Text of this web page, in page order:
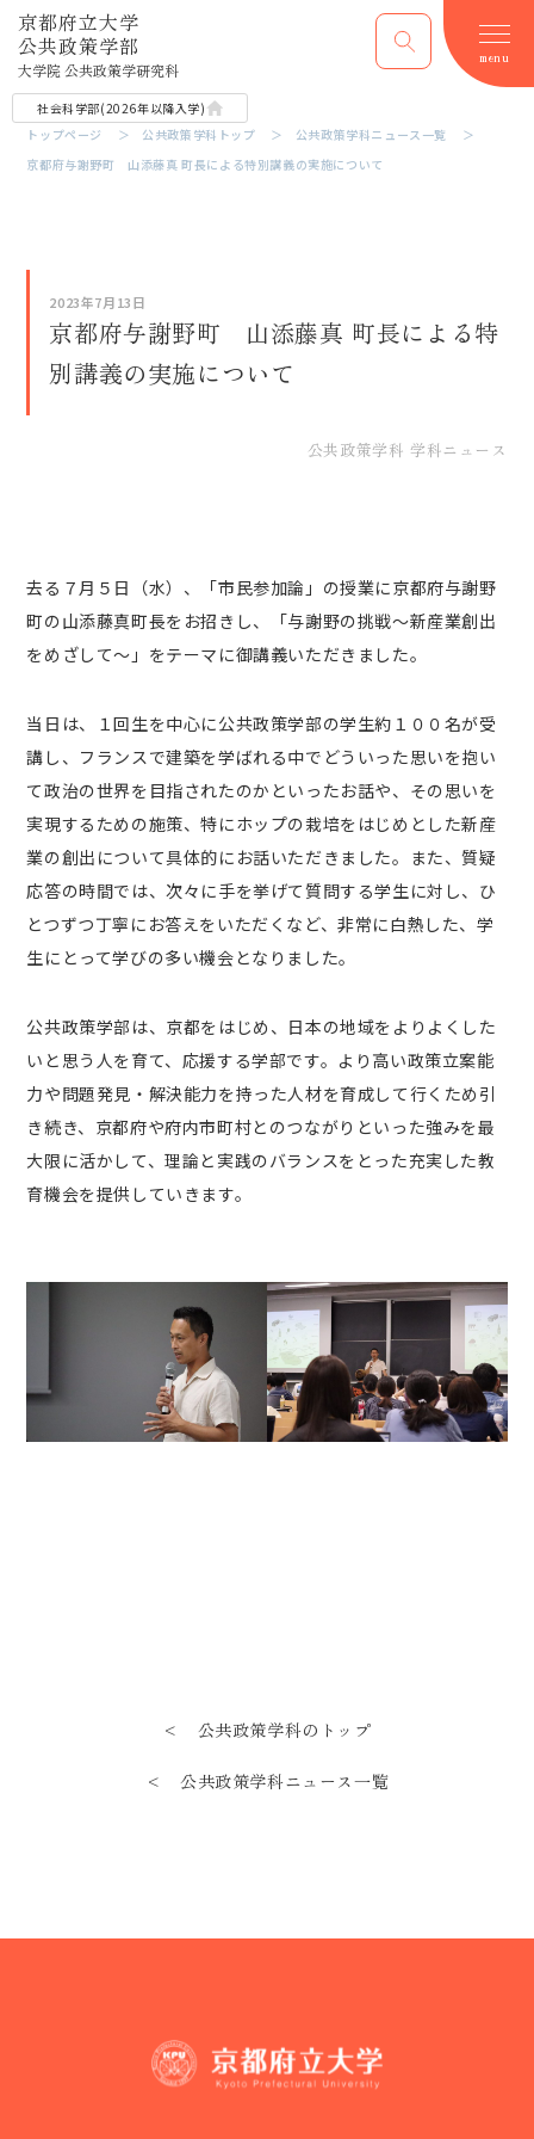
京都府立大学
公共政策学部
大学院 公共政策学研究科
社会科学部​(2026年以降​入学)
menu
トップページ 公共政策学科トップ
公共政策学科ニュース一覧
京都府与謝野町 山添藤真 町長による特別講義の実施について
2023年7月13日
京都府与謝野町 山添藤真 町長による特
別講義の実施について
公共政策学科 学科ニュース
去る７月５日（水）、「市民参加論」の授業に京都府与謝野
町の山添藤真町長をお招きし、「与謝野の挑戦～新産業創出
をめざして～」をテーマに御講義いただきました。
当日は、１回生を中心に公共政策学部の学生約１００名が受
講し、フランスで建築を学ばれる中でどういった思いを抱い
て政治の世界を目指されたのかといったお話や、その思いを
実現するための施策、特にホップの栽培をはじめとした新産
業の創出について具体的にお話いただきました。また、質疑
応答の時間では、次々に手を挙げて質問する学生に対し、ひ
とつずつ丁寧にお答えをいただくなど、非常に白熱した、学
生にとって学びの多い機会となりました。
公共政策学部は、京都をはじめ、日本の地域をよりよくした
いと思う人を育て、応援する学部です。より高い政策立案能
力や問題発見・解決能力を持った人材を育成して行くため引
き続き、京都府や府内市町村とのつながりといった強みを最
大限に活かして、理論と実践のバランスをとった充実した教
育機会を提供していきます。
< 公共政策学科のトップ
< 公共政策学科ニュース一覧